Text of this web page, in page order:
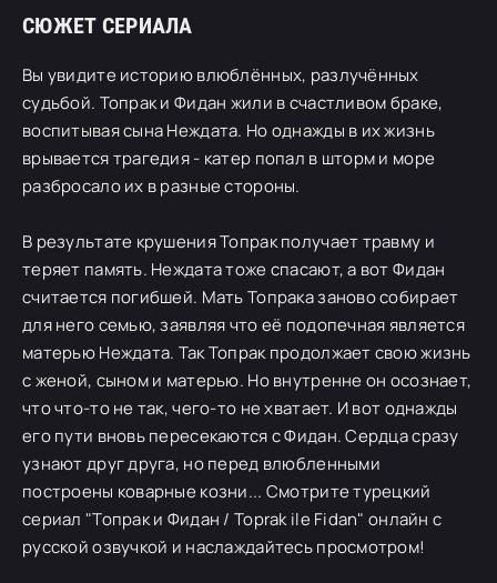
СЮЖЕТ СЕРИАЛА
Вы увидите историю влюблённых, разлучённых
судьбой. Топрак и Фидан жили в счастливом браке,
воспитывая сына Неждата. Но однажды в их жизнь
врывается трагедия - катер попал в шторм и море
разбросало их в разные стороны.
В результате крушения Топрак получает травму и
теряет память. Неждата тоже спасают, а вот Фидан
считается погибшей. Мать Топрака заново собирает
для него семью, заявляя что её подопечная является
матерью Неждата. Так Топрак продолжает свою жизнь
с женой, сыном и матерью. Но внутренне он осознает,
что что-то не так, чего-то не хватает. И вот однажды
его пути вновь пересекаются с Фидан. Сердца сразу
узнают друг друга, но перед влюбленными
построены коварные козни... Смотрите турецкий
сериал "Топрак и Фидан / Toprak ile Fidan" онлайн с
русской озвучкой и наслаждайтесь просмотром!